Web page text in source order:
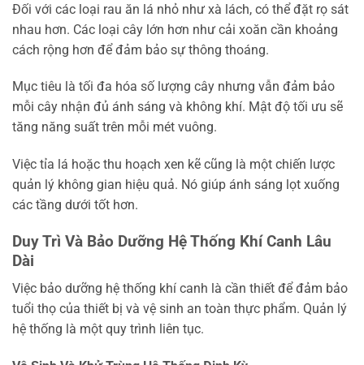
Đối với các loại rau ăn lá nhỏ như xà lách, có thể đặt rọ sát
nhau hơn. Các loại cây lớn hơn như cải xoăn cần khoảng
cách rộng hơn để đảm bảo sự thông thoáng.
Mục tiêu là tối đa hóa số lượng cây nhưng vẫn đảm bảo
mỗi cây nhận đủ ánh sáng và không khí. Mật độ tối ưu sẽ
tăng năng suất trên mỗi mét vuông.
Việc tỉa lá hoặc thu hoạch xen kẽ cũng là một chiến lược
quản lý không gian hiệu quả. Nó giúp ánh sáng lọt xuống
các tầng dưới tốt hơn.
Duy Trì Và Bảo Dưỡng Hệ Thống Khí Canh Lâu
Dài
Việc bảo dưỡng hệ thống khí canh là cần thiết để đảm bảo
tuổi thọ của thiết bị và vệ sinh an toàn thực phẩm. Quản lý
hệ thống là một quy trình liên tục.